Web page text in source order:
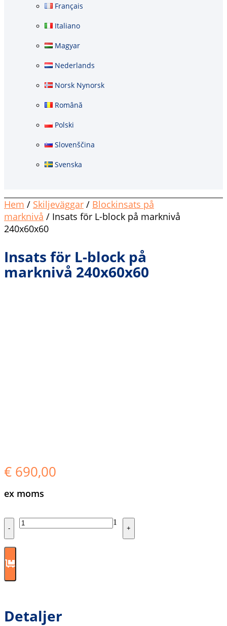
Français
Italiano
Magyar
Nederlands
Norsk Nynorsk
Română
Polski
Slovenščina
Svenska
Hem / Skiljeväggar / Blockinsats på
marknivå / Insats för L-block på marknivå
240x60x60
Insats för L-block på
marknivå 240x60x60
€ 690,00
ex moms
Quantity
-
1
+
Detaljer